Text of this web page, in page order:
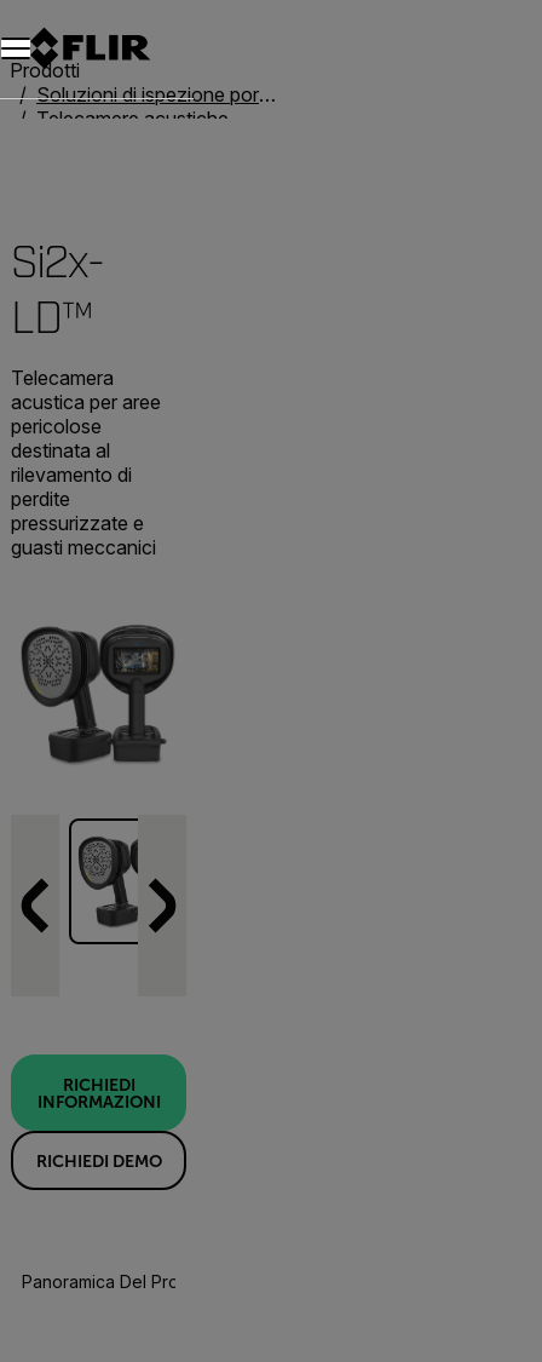
Unread messages
Modello
Rimuovi
articoli
articolo
Aggiungi al carrello
Aggiunto al carrello
Prodotti
Soluzioni di ispezione portatili
Telecamere acustiche
Si2x-
LD™
Telecamera
acustica per aree
pericolose
destinata al
rilevamento di
perdite
pressurizzate e
guasti meccanici
RICHIEDI
INFORMAZIONI
RICHIEDI DEMO
Panoramica Del Prodotto